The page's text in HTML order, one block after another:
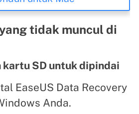
tidak muncul di
kartu SD untuk dipindai
EaseUS Data Recovery
Anda.